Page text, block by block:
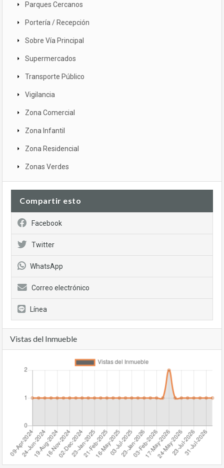
Parques Cercanos
Portería / Recepción
Sobre Vía Principal
Supermercados
Transporte Público
Vigilancia
Zona Comercial
Zona Infantil
Zona Residencial
Zonas Verdes
Compartir esto
Facebook
Twitter
WhatsApp
Correo electrónico
Línea
Vistas del Inmueble